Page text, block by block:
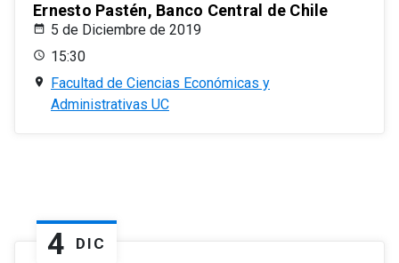
Ernesto Pastén, Banco Central de Chile
5 de Diciembre de 2019
15:30
Facultad de Ciencias Económicas y
Administrativas UC
4 DIC